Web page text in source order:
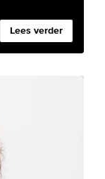
Lees verder